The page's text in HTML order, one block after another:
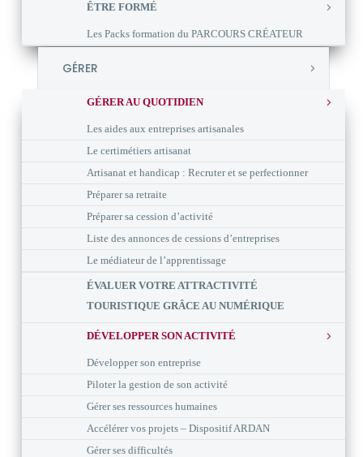
ÊTRE FORMÉ
Les Packs formation du PARCOURS CRÉATEUR
GÉRER
GÉRER AU QUOTIDIEN
Les aides aux entreprises artisanales
Le certimétiers artisanat
Artisanat et handicap : Recruter et se perfectionner
Préparer sa retraite
Préparer sa cession d’activité
Liste des annonces de cessions d’entreprises
Le médiateur de l’apprentissage
ÉVALUER VOTRE ATTRACTIVITÉ
TOURISTIQUE GRÂCE AU NUMÉRIQUE
DÉVELOPPER SON ACTIVITÉ
Développer son entreprise
Piloter la gestion de son activité
Gérer ses ressources humaines
Accélérer vos projets – Dispositif ARDAN
Gérer ses difficultés